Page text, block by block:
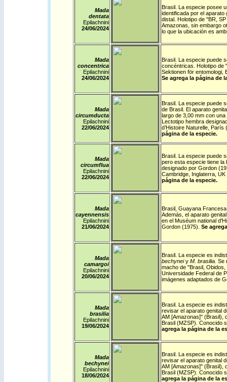
Mada
dentata
Epilachnini
24/06/2024
Brasil. La especie posee
identificada por el aparato
distal. Holotipo de "BR,
Amazonas, sin embargo
lo que la ubicación es
Mada
concentrica
Epilachnini
24/06/2024
Brasil. La especie puede
concéntricas. Holotipo de
Sektionen för entomologi,
Se agrega la página de
Mada
circumducta
Epilachnini
22/06/2024
Brasil. La especie puede
de Brasil. El aparato
largo de 3,00 mm con
Lectotipo hembra
d’Histoire Naturelle,
página de la especie.
Mada
circumflua
Epilachnini
22/06/2024
Brasil. La especie puede
pero esta especie tiene
designado por Gordon
Cambridge, Inglaterra,
página de la especie.
Mada
cayennensis
Epilachnini
21/06/2024
Brasil, Guayana Francesa
Además, el aparato
en elMuséum national
Gordon (1975). Se
Mada
camargoi
Epilachnini
20/06/2024
Brasil. La especie es
bechyneiyM. brasilia. Se
macho de "Brasil,
Universidade Federal de
imágenes adaptados de
Mada
brasilia
Epilachnini
19/06/2024
Brasil. La especie es
revisar el aparato genital
AM [Amazonas]" (Brasil),
Brasil (MZSP). Conocido
agrega la página de la
Mada
bechynei
Epilachnini
18/06/2024
Brasil. La especie es
revisar el aparato genital
AM [Amazonas]" (Brasil),
Brasil (MZSP). Conocido
agrega la página de la